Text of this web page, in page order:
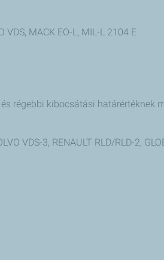
VDS, MACK EO-L, MIL-L 2104 E
régebbi kibocsátási
VDS-3, RENAULT RLD/RLD-2,